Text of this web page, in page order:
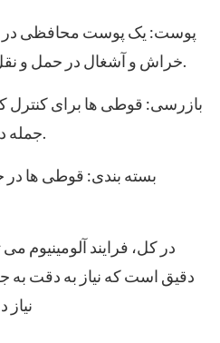
پوست: یک پوست محافظی در
خراش و آشغال در حمل و نقل و رسیدگی به کار می رود.
بازرسی: قوطی ها برای کنترل
جمله دقت رنگ، ترازی و هر عیبی.
بسته بندی: قوطی ها در
در کل، فرایند آلومینیوم
دقیق است که نیاز به دقت به